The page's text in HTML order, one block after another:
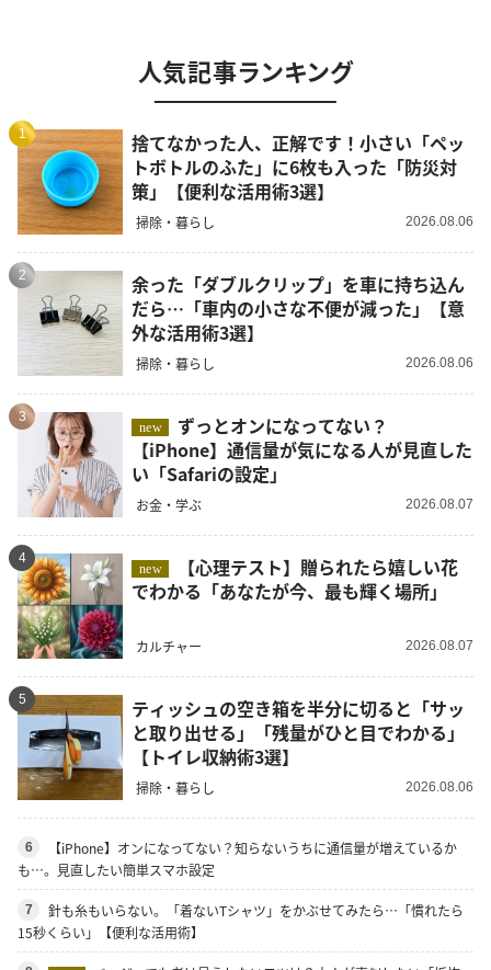
人気記事ランキング
1
捨てなかった人、正解です！小さい「ペッ
トボトルのふた」に6枚も入った「防災対
策」【便利な活用術3選】
掃除・暮らし 2026.08.06
2
余った「ダブルクリップ」を車に持ち込ん
だら…「車内の小さな不便が減った」【意
外な活用術3選】
掃除・暮らし 2026.08.06
3
new
【iPhone】通信量が気になる人が見直した
い「Safariの設定」
お金・学ぶ 2026.08.07
4
new
でわかる「あなたが今、最も輝く場所」
カルチャー 2026.08.07
5
ティッシュの空き箱を半分に切ると「サッ
と取り出せる」「残量がひと目でわかる」
【トイレ収納術3選】
掃除・暮らし 2026.08.06
6
【iPhone】オンになってない？知らないうちに通信量が増えているか
も…。見直したい簡単スマホ設定
7
針も糸もいらない。「着ないTシャツ」をかぶせてみたら…「慣れたら
15秒くらい」【便利な活用術】